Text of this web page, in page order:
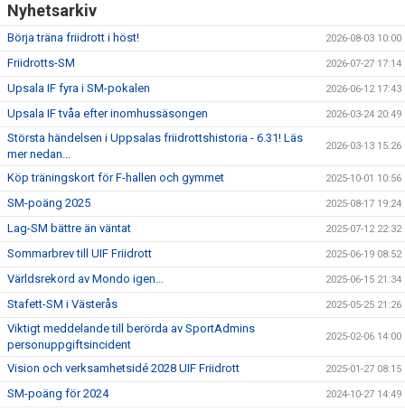
Nyhetsarkiv
Börja träna friidrott i höst! 2026-08-03 10:00
Friidrotts-SM 2026-07-27 17:14
Upsala IF fyra i SM-pokalen 2026-06-12 17:43
Upsala IF tvåa efter inomhussäsongen 2026-03-24 20:49
Största händelsen i Uppsalas friidrottshistoria - 6.31! Läs
mer nedan...
2026-03-13 15:26
Köp träningskort för F-hallen och gymmet 2025-10-01 10:56
SM-poäng 2025 2025-08-17 19:24
Lag-SM bättre än väntat 2025-07-12 22:32
Sommarbrev till UIF Friidrott 2025-06-19 08:52
Världsrekord av Mondo igen... 2025-06-15 21:34
Stafett-SM i Västerås 2025-05-25 21:26
Viktigt meddelande till berörda av SportAdmins
personuppgiftsincident
2025-02-06 14:00
Vision och verksamhetsidé 2028 UIF Friidrott 2025-01-27 08:15
SM-poäng för 2024 2024-10-27 14:49